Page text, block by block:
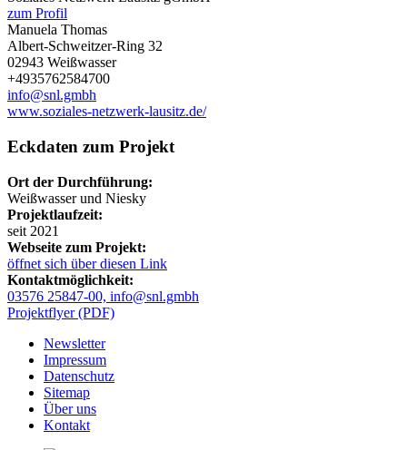
zum Profil
Manuela Thomas
Albert-Schweitzer-Ring 32
02943 Weißwasser
+4935762584700
info@snl.gmbh
www.soziales-netzwerk-lausitz.de/
Eckdaten zum Projekt
Ort der Durchführung:
Weißwasser und Niesky
Projektlaufzeit:
seit 2021
Webseite zum Projekt:
öffnet sich über diesen Link
Kontaktmöglichkeit:
03576 25847-00, info@snl.gmbh
Projektflyer (PDF)
Newsletter
Impressum
Datenschutz
Sitemap
Über uns
Kontakt